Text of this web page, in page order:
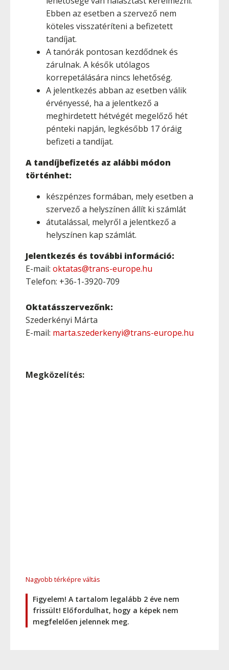
Ebben az esetben a szervező nem
köteles visszatéríteni a befizetett
tandíjat.
A tanórák pontosan kezdődnek és
zárulnak. A késők utólagos
korrepetálására nincs lehetőség.
A jelentkezés abban az esetben válik
érvényessé, ha a jelentkező a
meghirdetett hétvégét megelőző hét
pénteki napján, legkésőbb 17 óráig
befizeti a tandíjat.
A tandíjbefizetés az alábbi módon
történhet:
készpénzes formában, mely esetben a
szervező a helyszínen állít ki számlát
átutalással, melyről a jelentkező a
helyszínen kap számlát.
Jelentkezés és további információ:
E-mail: oktatas@trans-europe.hu
Telefon: +36-1-3920-709
Oktatásszervezőnk:
Szederkényi Márta
E-mail: marta.szederkenyi@trans-europe.hu
Megközelítés:
Nagyobb térképre váltás
Figyelem! A tartalom legalább 2 éve nem
frissült! Előfordulhat, hogy a képek nem
megfelelően jelennek meg.